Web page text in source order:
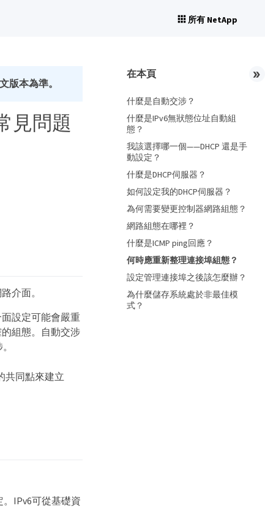
所有 NetApp
版本為準。
見問題
介面。
設定可能會嚴重
組態。自動交涉
共同點來建立
IPv6可從基礎資
在本頁
什麼是自動交涉？
什麼是IPv6無狀態位址自動組
態？
我該選擇哪一個——DHCP 還是手
動設定？
什麼是DHCP伺服器？
如何設定我的DHCP伺服器？
為何需要變更控制器網路組態？
網路組態在哪裡？
什麼是ICMP ping回應？
何時應重新整理連接埠組態？
設定管理連接埠之後該怎麼辦？
為什麼儲存系統處於非最佳模
式？